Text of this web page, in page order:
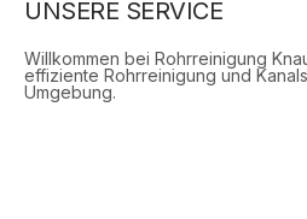
UNSERE SERVICE
Willkommen bei Rohrreinigung
effiziente Rohrreinigung und
Umgebung.